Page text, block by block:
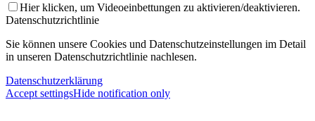
Hier klicken, um Videoeinbettungen zu aktivieren/deaktivieren.
Datenschutzrichtlinie
Sie können unsere Cookies und Datenschutzeinstellungen im Detail
in unseren Datenschutzrichtlinie nachlesen.
Datenschutzerklärung
Accept settingsHide notification only